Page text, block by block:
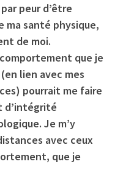
peur d’être
ma santé physique,
de moi.
que je
lien avec mes
pourrait me faire
d’intégrité
Je m’y
avec ceux
que je